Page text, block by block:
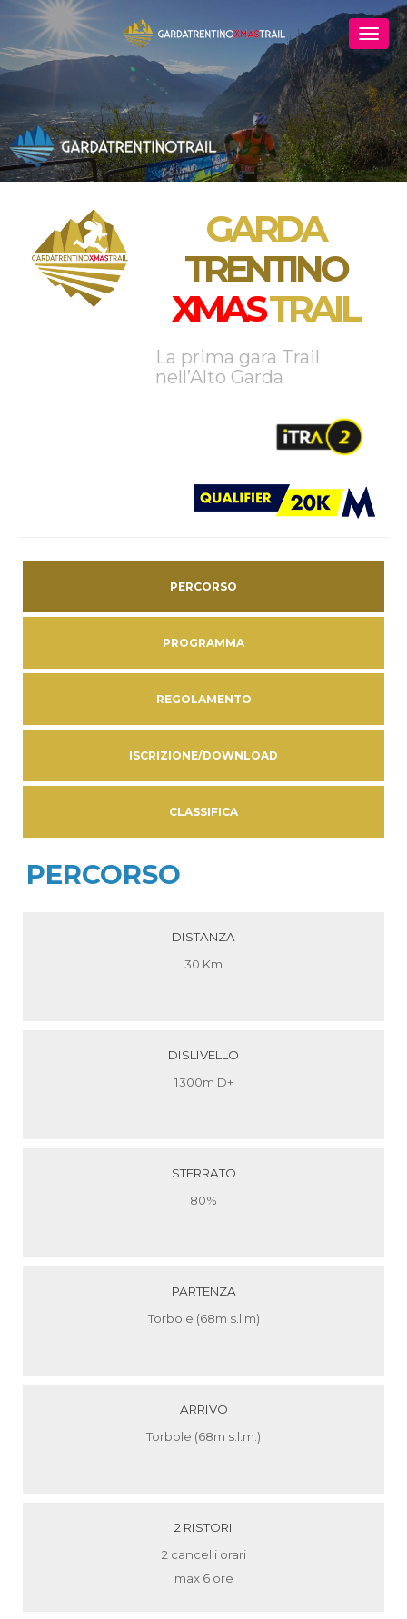
GARDA
TRENTINO
XMASTRAIL
La prima gara Trail
nell’Alto Garda
PERCORSO
PROGRAMMA
REGOLAMENTO
ISCRIZIONE/DOWNLOAD
CLASSIFICA
PERCORSO
DISTANZA
30 Km
DISLIVELLO
1300m D+
STERRATO
80%
PARTENZA
Torbole (68m s.l.m)
ARRIVO
Torbole (68m s.l.m.)
2 RISTORI
2 cancelli orari
max 6 ore